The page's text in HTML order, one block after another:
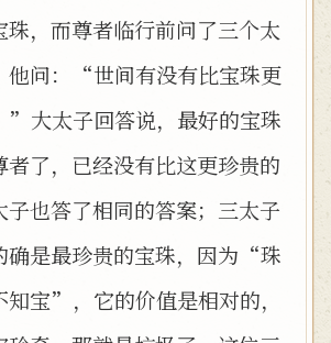
珠，而尊者临行前问了三个太
他问：“世间有没有比宝珠更
”大太子回答说，最好的宝珠
者了，已经没有比这更珍贵的
子也答了相同的答案；三太子
确是最珍贵的宝珠，因为“珠
知宝”，它的价值是相对的，